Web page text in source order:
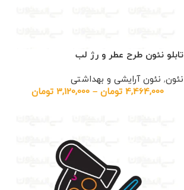
تابلو نئون طرح عطر و رژ لب
نئون, نئون آرایشی و بهداشتی
4,464,000 تومان –
3,120,000 تومان